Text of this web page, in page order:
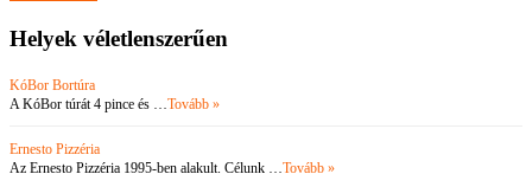
Helyek véletlenszerűen
KóBor Bortúra
A KóBor túrát 4 pince és …Tovább »
Ernesto Pizzéria
Az Ernesto Pizzéria 1995-ben alakult. Célunk …Tovább »